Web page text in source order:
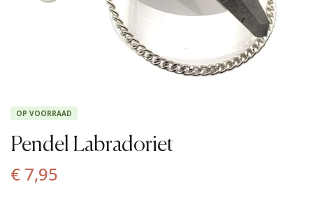
OP VOORRAAD
Pendel Labradoriet
€ 7,95